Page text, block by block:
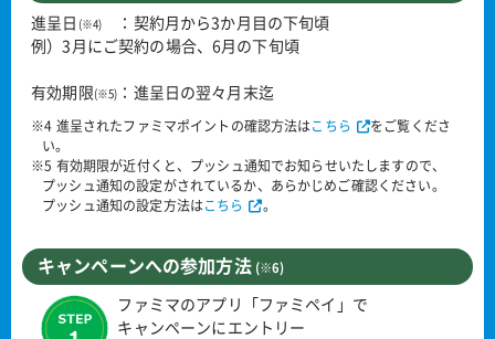
進呈日 (※4)
：契約月から3か月目の下旬頃
例）3月にご契約の場合、6月の下旬頃
有効期限 (※5) ：進呈日の翌々月末迄
※4 進呈されたファミマポイントの確認方法は こちら
をご覧くださ
い。
※5 有効期限が近付くと、プッシュ通知でお知らせいたしますので、
プッシュ通知の設定がされているか、あらかじめご確認ください。
プッシュ通知の設定方法は こちら 。
キャンペーンへの参加方法(※6)
ファミマのアプリ「ファミペイ」で
キャンペーンにエントリー